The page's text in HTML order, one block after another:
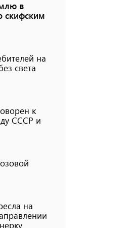
в
скифским
на
света
к
СССР и
на